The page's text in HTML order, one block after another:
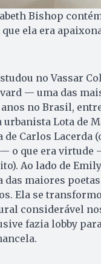
Bishop
ela era
no Vassar
— uma das
no Brasil,
Lota de
Carlos Lacerda
o que era virtude
Ao lado de
das maiores
Ela se
considerável
fazia lobby